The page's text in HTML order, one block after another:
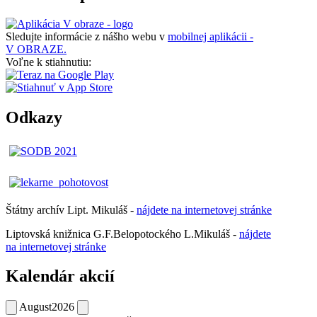
Sledujte informácie z nášho webu v mobilnej aplikácii -
V OBRAZE.
Voľne k stiahnutiu:
Odkazy
Štátny archív Lipt. Mikuláš - nájdete na internetovej stránke
Liptovská knižnica G.F.Belopotockého L.Mikuláš - nájdete
na internetovej stránke
Kalendár akcií
August2026